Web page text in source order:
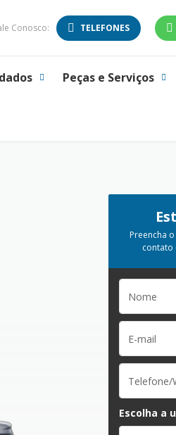
Conosco: TELEFONES
Peças e Serviços
Preencha
contato
Escolha a